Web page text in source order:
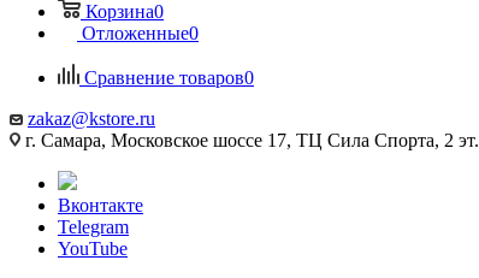
Корзина0
Отложенные0
Сравнение товаров0
zakaz@kstore.ru
г. Самара, Московское шоссе 17, ТЦ Сила Спорта, 2 эт.
Вконтакте
Telegram
YouTube